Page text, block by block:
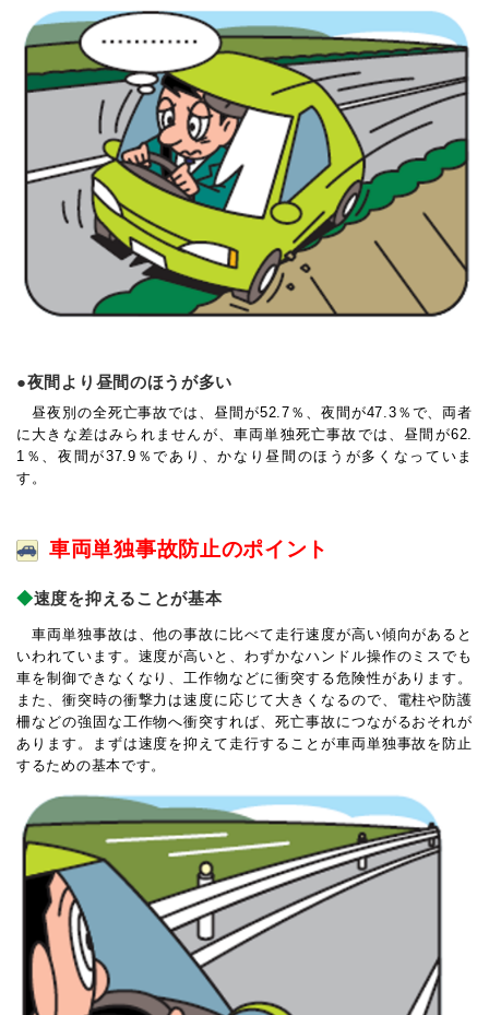
●夜間より昼間のほうが多い
昼夜別の全死亡事故では、昼間が52.7％、夜間が47.3％で、両者
に大きな差はみられませんが、車両単独死亡事故では、昼間が62.
1％、夜間が37.9％であり、かなり昼間のほうが多くなっていま
す。
車両単独事故防止のポイント
速度を抑えることが基本
車両単独事故は、他の事故に比べて走行速度が高い傾向があると
いわれています。速度が高いと、わずかなハンドル操作のミスでも
車を制御できなくなり、工作物などに衝突する危険性があります。
また、衝突時の衝撃力は速度に応じて大きくなるので、電柱や防護
柵などの強固な工作物へ衝突すれば、死亡事故につながるおそれが
あります。まずは速度を抑えて走行することが車両単独事故を防止
するための基本です。